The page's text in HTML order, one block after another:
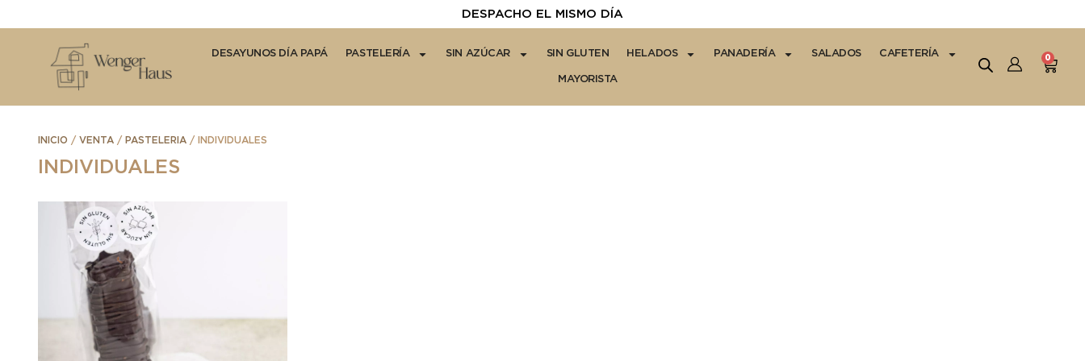
DESPACHO EL MISMO DÍA
DESAYUNOS DÍA PAPÁ PASTELERÍA SIN AZÚCAR SIN GLUTEN HELADOS PANADERÍA SALADOS CAFETERÍA
MAYORISTA
0
INICIO / VENTA / PASTELERIA / INDIVIDUALES
INDIVIDUALES